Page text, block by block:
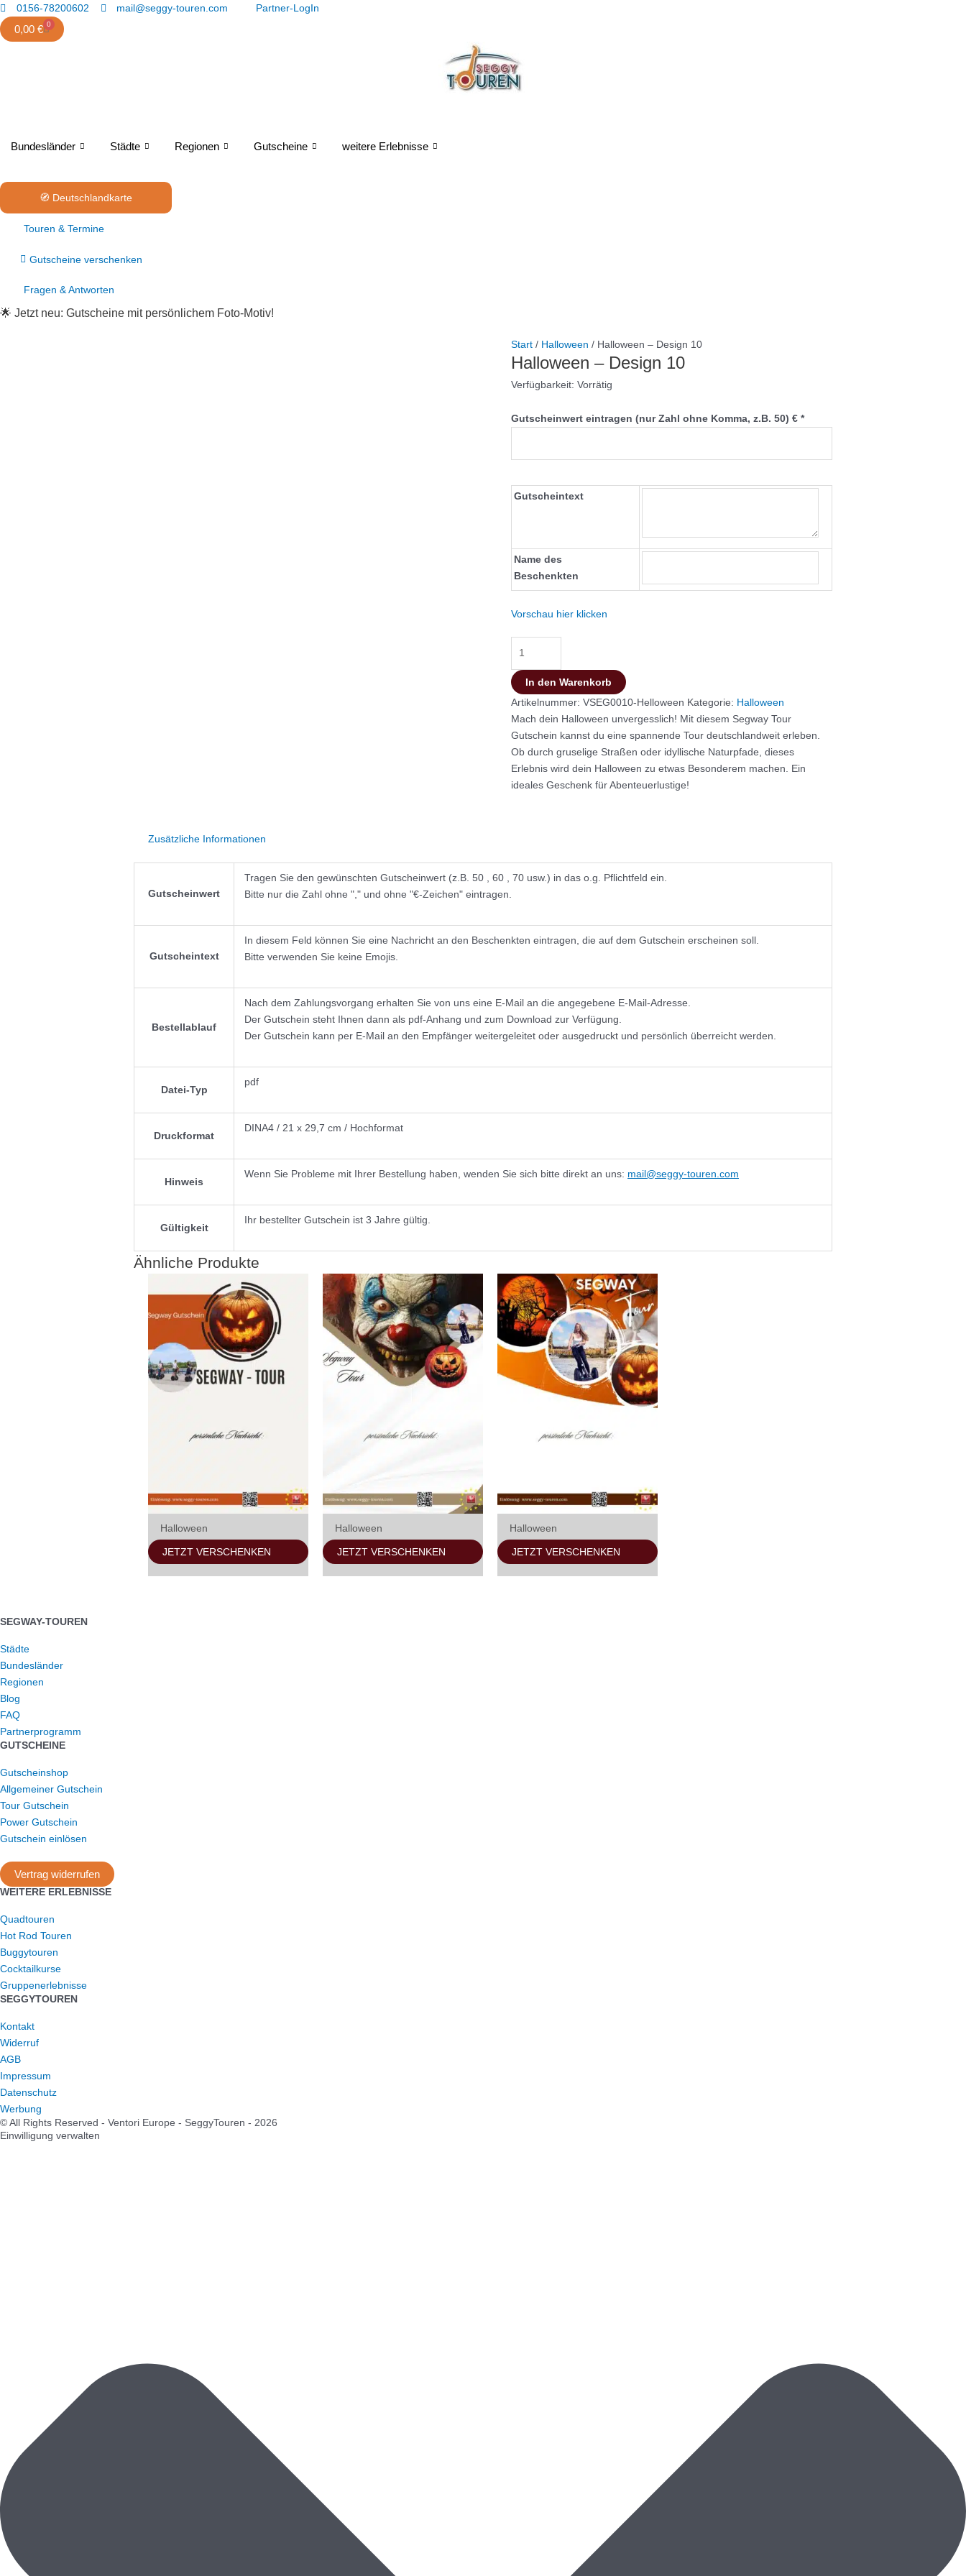
Zum
Inhalt
springen
0156-78200602 mail@seggy-touren.com Partner-LogIn
0,00 € 0
Warenkorb
Bundesländer Städte Regionen Gutscheine weitere Erlebnisse
🧭 Deutschlandkarte
Touren & Termine
Gutscheine verschenken
Fragen & Antworten
🌟 Jetzt neu: Gutscheine mit persönlichem Foto-Motiv!
Start/ Halloween / Halloween – Design 10
Halloween – Design 10
Verfügbarkeit: Vorrätig
Gutscheinwert eintragen (nur Zahl ohne Komma, z.B. 50) € *
Gutscheintext
Name des
Beschenkten
Vorschau hier klicken
10
Menge
In den Warenkorb
Artikelnummer: VSEG0010-Helloween Kategorie: Halloween
Mach dein Halloween unvergesslich! Mit diesem Segway Tour
Gutschein kannst du eine spannende Tour deutschlandweit erleben.
Ob durch gruselige Straßen oder idyllische Naturpfade, dieses
Erlebnis wird dein Halloween zu etwas Besonderem machen. Ein
ideales Geschenk für Abenteuerlustige!
Zusätzliche Informationen
Gutscheinwert
Tragen Sie den gewünschten Gutscheinwert (z.B. 50 , 60 , 70 usw.) in das o.g. Pflichtfeld ein.
Bitte nur die Zahl ohne "," und ohne "€-Zeichen" eintragen.
Gutscheintext
In diesem Feld können Sie eine Nachricht an den Beschenkten eintragen, die auf dem Gutschein erscheinen soll.
Bitte verwenden Sie keine Emojis.
Bestellablauf
Nach dem Zahlungsvorgang erhalten Sie von uns eine E-Mail an die angegebene E-Mail-Adresse.
Der Gutschein steht Ihnen dann als pdf-Anhang und zum Download zur Verfügung.
Der Gutschein kann per E-Mail an den Empfänger weitergeleitet oder ausgedruckt und persönlich überreicht werden.
Datei-Typ
pdf
Druckformat
DINA4 / 21 x 29,7 cm / Hochformat
Hinweis
Wenn Sie Probleme mit Ihrer Bestellung haben, wenden Sie sich bitte direkt an uns: mail@seggy-touren.com
Gültigkeit
Ihr bestellter Gutschein ist 3 Jahre gültig.
Ähnliche Produkte
Halloween
JETZT VERSCHENKEN
Halloween
JETZT VERSCHENKEN
Halloween
JETZT VERSCHENKEN
SEGWAY-TOUREN
Städte
Bundesländer
Regionen
Blog
FAQ
Partnerprogramm
GUTSCHEINE
Gutscheinshop
Allgemeiner Gutschein
Tour Gutschein
Power Gutschein
Gutschein einlösen
Vertrag widerrufen
WEITERE ERLEBNISSE
Quadtouren
Hot Rod Touren
Buggytouren
Cocktailkurse
Gruppenerlebnisse
SEGGYTOUREN
Kontakt
Widerruf
AGB
Impressum
Datenschutz
Werbung
© All Rights Reserved - Ventori Europe - SeggyTouren - 2026
Einwilligung verwalten
Funktional
Präferenzen
Statistiken
Marketing